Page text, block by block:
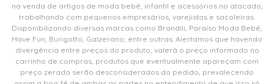
na venda de artigos de moda bebê, infantil e acessórios no atacado,
trabalhando com pequenos empresários, varejistas e sacoleiras.
Disponibilizando diversas marcas como Brandili, Paraíso Moda Bebê,
Have Fun, Burigotto, Galzerano, entre outras. Alertamos que havendo
divergência entre preços do produto, valerá o preço informado no
carrinho de compras, produtos que eventualmente apareçam com
preço zerado serão desconsiderados do pedido, prevalecendo